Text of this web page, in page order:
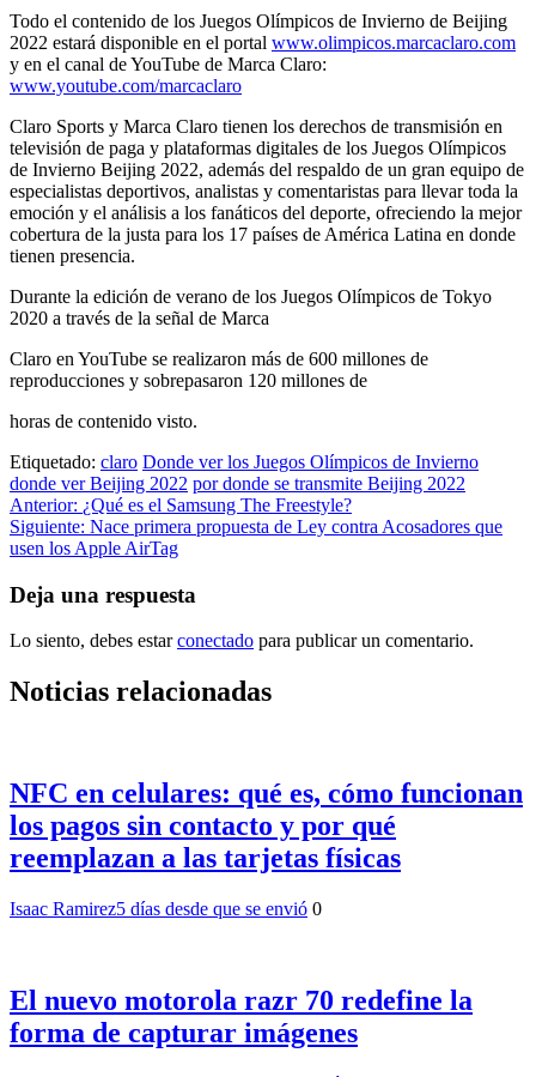
Todo el contenido de los Juegos Olímpicos de Invierno de Beijing
2022 estará disponible en el portal www.olimpicos.marcaclaro.com
y en el canal de YouTube de Marca Claro:
www.youtube.com/marcaclaro
Claro Sports y Marca Claro tienen los derechos de transmisión en
televisión de paga y plataformas digitales de los Juegos Olímpicos
de Invierno Beijing 2022, además del respaldo de un gran equipo de
especialistas deportivos, analistas y comentaristas para llevar toda la
emoción y el análisis a los fanáticos del deporte, ofreciendo la mejor
cobertura de la justa para los 17 países de América Latina en donde
tienen presencia.
Durante la edición de verano de los Juegos Olímpicos de Tokyo
2020 a través de la señal de Marca
Claro en YouTube se realizaron más de 600 millones de
reproducciones y sobrepasaron 120 millones de
horas de contenido visto.
Etiquetado: claro Donde ver los Juegos Olímpicos de Invierno
donde ver Beijing 2022 por donde se transmite Beijing 2022
Navegación
de
Anterior: ¿Qué es el Samsung The Freestyle?
Siguiente: Nace primera propuesta de Ley contra Acosadores que
usen los Apple AirTag
Deja una respuesta
Lo siento, debes estarconectado para publicar un comentario.
Noticias relacionadas
NFC en celulares: qué es, cómo funcionan
los pagos sin contacto y por qué
reemplazan a las tarjetas físicas
Isaac Ramirez5 días desde que se envió 0
El nuevo motorola razr 70 redefine la
forma de capturar imágenes